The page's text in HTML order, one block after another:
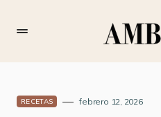
RECETAS febrero 12, 2026